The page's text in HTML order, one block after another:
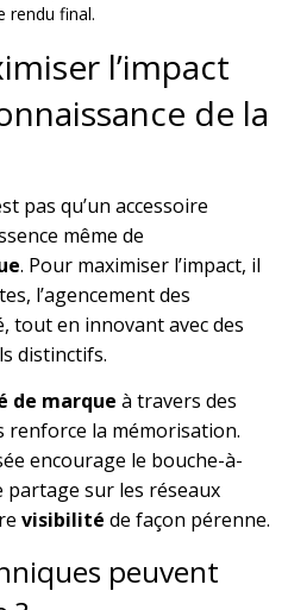
rendu final.
l’impact
de la
pas qu’un accessoire
même de
. Pour maximiser l’impact, il
l’agencement des
tout en innovant avec des
distinctifs.
de marque à travers des
renforce la mémorisation.
encourage le bouche-à-
sur les réseaux
visibilité de façon pérenne.
peuvent